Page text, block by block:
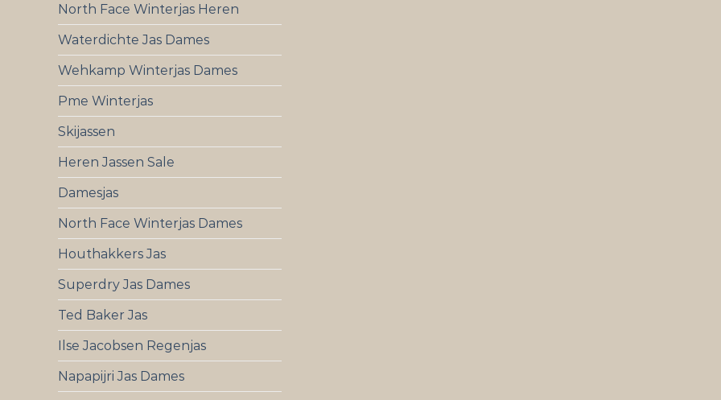
North Face Winterjas Heren
Waterdichte Jas Dames
Wehkamp Winterjas Dames
Pme Winterjas
Skijassen
Heren Jassen Sale
Damesjas
North Face Winterjas Dames
Houthakkers Jas
Superdry Jas Dames
Ted Baker Jas
Ilse Jacobsen Regenjas
Napapijri Jas Dames